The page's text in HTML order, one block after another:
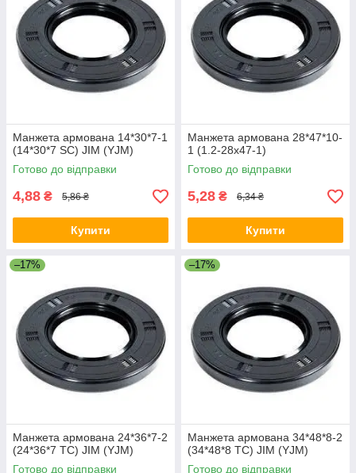
Манжета армована 14*30*7-1
(14*30*7 SC) JIM (YJM)
Готово до відправки
4,88 ₴ 5,86 ₴
Купити
Манжета армована 28*47*10-
1 (1.2-28х47-1)
Готово до відправки
5,28 ₴ 6,34 ₴
Купити
–17%
Манжета армована 24*36*7-2
(24*36*7 TC) JIM (YJM)
Готово до відправки
–17%
Манжета армована 34*48*8-2
(34*48*8 TC) JIM (YJM)
Готово до відправки